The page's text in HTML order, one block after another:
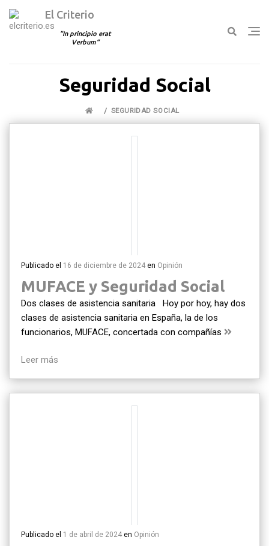
El Criterio
In principio erat
Verbum
Seguridad Social
SEGURIDAD SOCIAL
Publicado el 16 de diciembre de 2024 en Opinión
MUFACE y Seguridad Social
Dos clases de asistencia sanitaria Hoy por hoy, hay dos
clases de asistencia sanitaria en España, la de los
funcionarios, MUFACE, concertada con compañías
Leer más
Publicado el 1 de abril de 2024 en Opinión